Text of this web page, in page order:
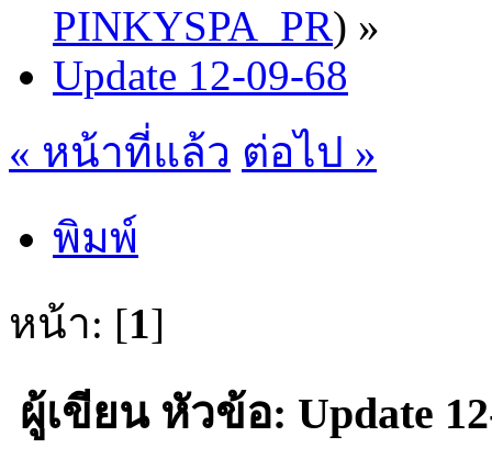
PINKYSPA_PR) »
Update 12-09-68
« หน้าที่แล้ว ต่อไป »
พิมพ์
หน้า: [1]
ผู้เขียนหัวข้อ: Update